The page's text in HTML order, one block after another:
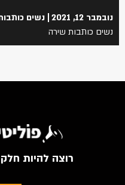
נובמבר 12, 2021
נשים
נשים כותבות שירה
רוצה להיות